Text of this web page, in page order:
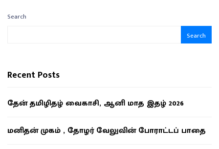
Search
Search
Recent Posts
தேன் தமிழிதழ் வைகாசி, ஆனி மாத இதழ் 2026
மனிதன் முகம் , தோழர் வேலுவின் போராட்டப் பாதை